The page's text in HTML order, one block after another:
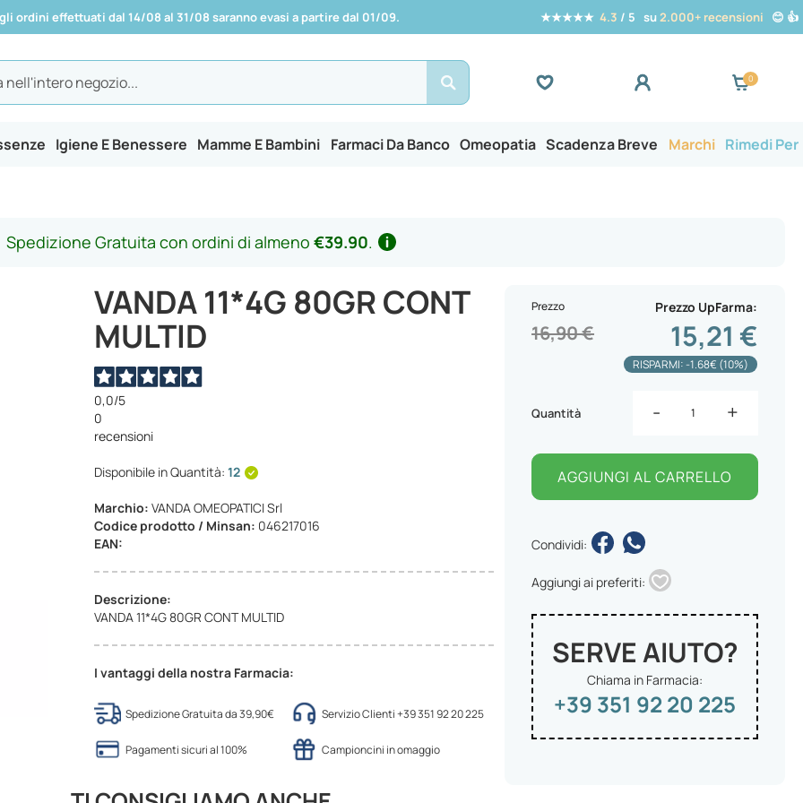
ordini effettuati dal 14/08 al 31/08 saranno evasi a partire dal 01/09. ★★★★★ 4.3 / 5 su2.000+ recensioni 😊 👍
Search
Igiene E Benessere Mamme E Bambini Farmaci Da Banco Omeopatia Scadenza Breve Marchi Rimedi Per
Spedizione Gratuita con ordini di almeno €39.90.
VANDA 11*4G 80GR CONT
MULTID
0,0/5
0
recensioni
Disponibile in Quantità:12
Marchio:VANDA OMEOPATICI Srl
Codice prodotto / Minsan: 046217016
EAN:
Descrizione:
VANDA 11*4G 80GR CONT MULTID
I vantaggi della nostra Farmacia:
Spedizione Gratuita da 39,90€ Servizio Clienti +39 351 92 20 225
Pagamenti sicuri al 100% Campioncini in omaggio
Prezzo UpFarma
15,21 €
Prezzo
16,90 €
RISPARMI: -1.68€ (10%)
Quantità - +
AGGIUNGI AL CARRELLO
Condividi:
Aggiungi ai preferiti:
SERVE AIUTO?
Chiama in Farmacia:
+39 351 92 20 225